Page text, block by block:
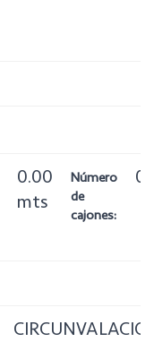
0.00
mts
Número
de
cajones:
0